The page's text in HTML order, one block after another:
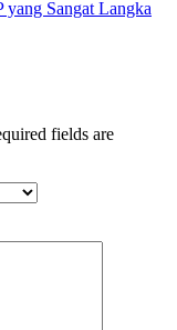
Sangat Langka
fields are